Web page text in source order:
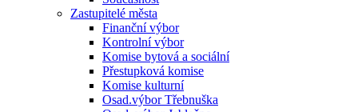
Zastupitelé města
Finanční výbor
Kontrolní výbor
Komise bytová a sociální
Přestupková komise
Komise kulturní
Osad.výbor Třebnuška